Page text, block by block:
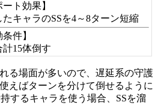
ート効果】
たキャラのSSを4～8ターン短縮
条件】
計15体倒す
る場面が多いので、遅延系の守護
えばターンを分けて倒せるように
するキャラを使う場合、SSを溜